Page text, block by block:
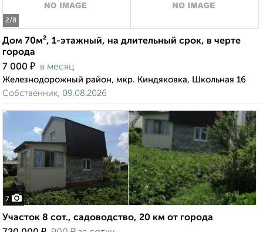
2/8
Дом 70м², 1-этажный, на длительный срок, в черте
города
7 000 ₽ в месяц
Железнодорожный район, мкр. Киндяковка, Школьная 16
Собственник, 09.08.2026
7
Участок 8 сот., садоводство, 20 км от города